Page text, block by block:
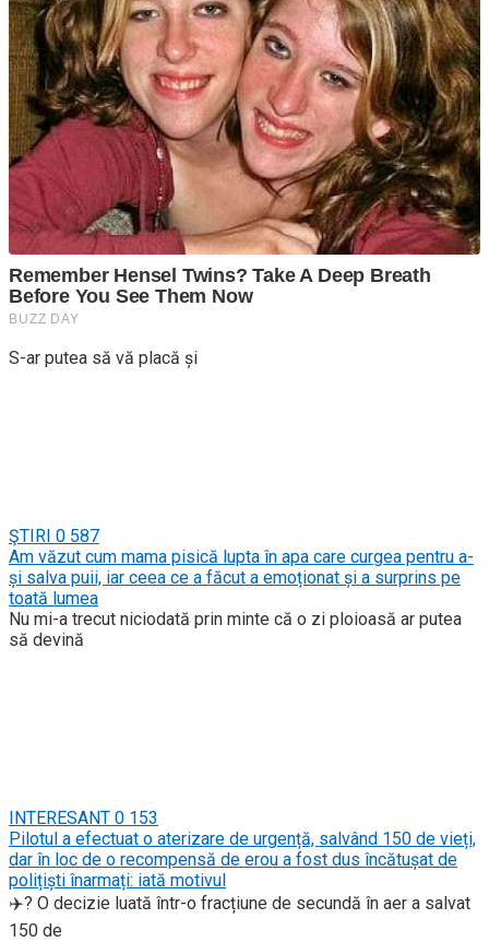
S-ar putea să vă placă și
ŞTIRI 0 587
Am văzut cum mama pisică lupta în apa care curgea pentru a-
și salva puii, iar ceea ce a făcut a emoționat și a surprins pe
toată lumea
Nu mi-a trecut niciodată prin minte că o zi ploioasă ar putea
să devină
INTERESANT 0 153
Pilotul a efectuat o aterizare de urgență, salvând 150 de vieți,
dar în loc de o recompensă de erou a fost dus încătușat de
polițiști înarmați: iată motivul
✈️? O decizie luată într-o fracțiune de secundă în aer a salvat
150 de